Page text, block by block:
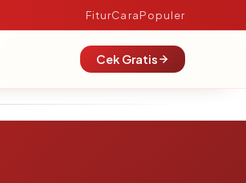
FiturCaraPopuler
Cek Gratis